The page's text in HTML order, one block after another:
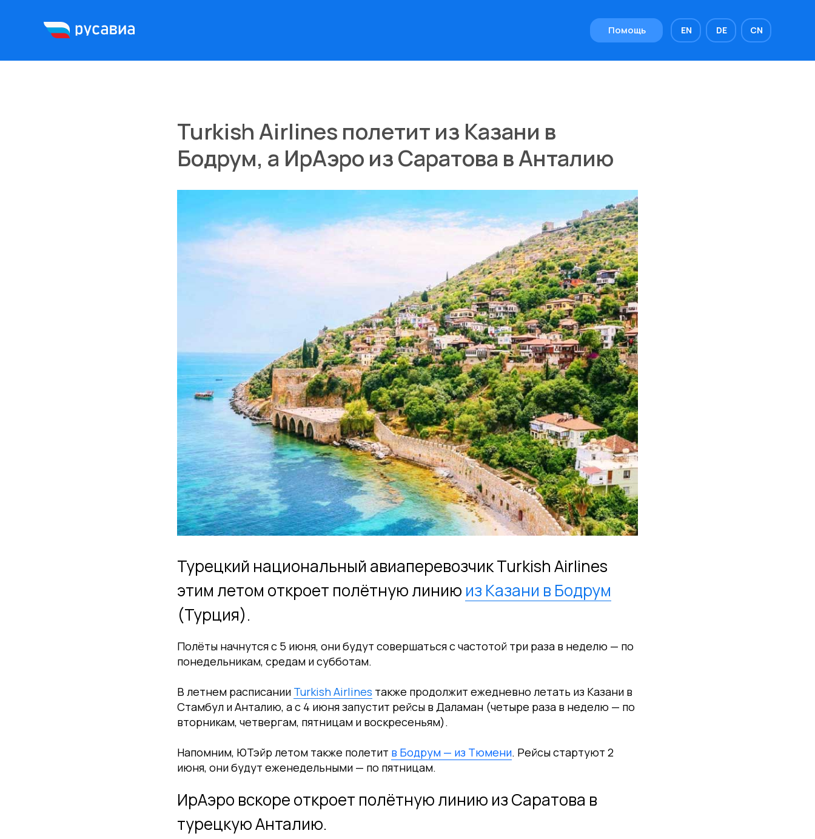
CN
DE
EN
Помощь
Turkish Airlines полетит из Казани в
Бодрум, а ИрАэро из Саратова в Анталию
Турецкий национальный авиаперевозчик Turkish Airlines
этим летом откроет полётную линию из Казани в Бодрум
(Турция).
Полёты начнутся с 5 июня, они будут совершаться с частотой три раза в неделю — по
понедельникам, средам и субботам.
В летнем расписании Turkish Airlines также продолжит ежедневно летать из Казани в
Стамбул и Анталию, а с 4 июня запустит рейсы в Даламан (четыре раза в неделю — по
вторникам, четвергам, пятницам и воскресеньям).
Напомним, ЮТэйр летом также полетит в Бодрум — из Тюмени. Рейсы стартуют 2
июня, они будут еженедельными — по пятницам.
ИрАэро вскоре откроет полётную линию из Саратова в
турецкую Анталию.